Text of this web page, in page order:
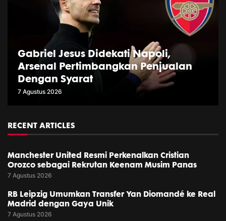
Gabriel Jesus Didekati Napoli,
Arsenal Pertimbangkan Penjualan
Dengan Syarat
7 Agustus 2026
RECENT ARTICLES
Manchester United Resmi Perkenalkan Cristian
Orozco sebagai Rekrutan Keenam Musim Panas
7 Agustus 2026
RB Leipzig Umumkan Transfer Yan Diomandé ke Real
Madrid dengan Gaya Unik
7 Agustus 2026